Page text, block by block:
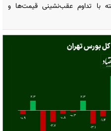
با تداوم عقب‌نشینی قیمت‌ها و